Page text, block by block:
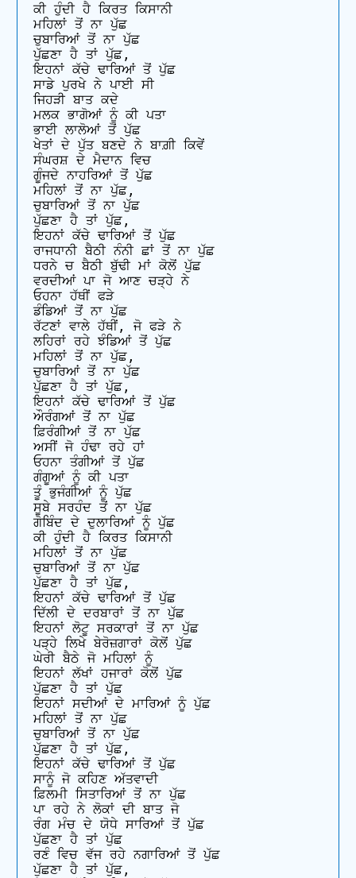
ਕੀ ਹੁੰਦੀ ਹੈ ਕਿਰਤ ਕਿਸਾਨੀ
ਮਹਿਲਾਂ ਤੋਂ ਨਾ ਪੁੱਛ
ਚੁਬਾਰਿਆਂ ਤੋਂ ਨਾ ਪੁੱਛ
ਪੁੱਛਣਾ ਹੈ ਤਾਂ ਪੁੱਛ,
ਇਹਨਾਂ ਕੱਚੇ ਢਾਰਿਆਂ ਤੋਂ ਪੁੱਛ
ਸਾਡੇ ਪੁਰਖੇ ਨੇ ਪਾਈ ਸੀ
ਜਿਹੜੀ ਬਾਤ ਕਦੇ
ਮਲਕ ਭਾਗੋਆਂ ਨੂੰ ਕੀ ਪਤਾ
ਭਾਈ ਲਾਲੋਆਂ ਤੋਂ ਪੁੱਛ
ਖੇਤਾਂ ਦੇ ਪੁੱਤ ਬਣਦੇ ਨੇ ਬਾਗ਼ੀ ਕਿਵੇਂ
ਸੰਘਰਸ਼ ਦੇ ਮੈਦਾਨ ਵਿਚ
ਗੂੰਜਦੇ ਨਾਹਰਿਆਂ ਤੋਂ ਪੁੱਛ
ਮਹਿਲਾਂ ਤੋਂ ਨਾ ਪੁੱਛ,
ਚੁਬਾਰਿਆਂ ਤੋਂ ਨਾ ਪੁੱਛ
ਪੁੱਛਣਾ ਹੈ ਤਾਂ ਪੁੱਛ,
ਇਹਨਾਂ ਕੱਚੇ ਢਾਰਿਆਂ ਤੋਂ ਪੁੱਛ
ਰਾਜਧਾਨੀ ਬੈਠੀ ਨੰਨੀ ਛਾਂ ਤੋਂ ਨਾ ਪੁੱਛ
ਧਰਨੇ ਚ ਬੈਠੀ ਬੁੱਢੀ ਮਾਂ ਕੋਲੋਂ ਪੁੱਛ
ਵਰਦੀਆਂ ਪਾ ਜੋ ਆਣ ਚੜ੍ਹੇ ਨੇ
ਓਹਨਾ ਹੱਥੀਂ ਫੜੇ
ਡੰਡਿਆਂ ਤੋਂ ਨਾ ਪੁੱਛ
ਰੱਟਣਾਂ ਵਾਲੇ ਹੱਥੀਂ, ਜੋ ਫੜੇ ਨੇ
ਲਹਿਰਾਂ ਰਹੇ ਝੰਡਿਆਂ ਤੋਂ ਪੁੱਛ
ਮਹਿਲਾਂ ਤੋਂ ਨਾ ਪੁੱਛ,
ਚੁਬਾਰਿਆਂ ਤੋਂ ਨਾ ਪੁੱਛ
ਪੁੱਛਣਾ ਹੈ ਤਾਂ ਪੁੱਛ,
ਇਹਨਾਂ ਕੱਚੇ ਢਾਰਿਆਂ ਤੋਂ ਪੁੱਛ
ਔਰੰਗਆਂ ਤੋਂ ਨਾ ਪੁੱਛ
ਫ਼ਿਰੰਗੀਆਂ ਤੋਂ ਨਾ ਪੁੱਛ
ਅਸੀਂ ਜੋ ਹੰਢਾ ਰਹੇ ਹਾਂ
ਓਹਨਾ ਤੰਗੀਆਂ ਤੋਂ ਪੁੱਛ
ਗੰਗੂਆਂ ਨੂੰ ਕੀ ਪਤਾ
ਤੂੰ ਭੁਜੰਗੀਆਂ ਨੂੰ ਪੁੱਛ
ਸੂਬੇ ਸਰਹੰਦ ਤੋਂ ਨਾ ਪੁੱਛ
ਗੋਬਿੰਦ ਦੇ ਦੁਲਾਰਿਆਂ ਨੂੰ ਪੁੱਛ
ਕੀ ਹੁੰਦੀ ਹੈ ਕਿਰਤ ਕਿਸਾਨੀ
ਮਹਿਲਾਂ ਤੋਂ ਨਾ ਪੁੱਛ
ਚੁਬਾਰਿਆਂ ਤੋਂ ਨਾ ਪੁੱਛ
ਪੁੱਛਣਾ ਹੈ ਤਾਂ ਪੁੱਛ,
ਇਹਨਾਂ ਕੱਚੇ ਢਾਰਿਆਂ ਤੋਂ ਪੁੱਛ
ਦਿੱਲੀ ਦੇ ਦਰਬਾਰਾਂ ਤੋਂ ਨਾ ਪੁੱਛ
ਇਹਨਾਂ ਲੋਟੂ ਸਰਕਾਰਾਂ ਤੋਂ ਨਾ ਪੁੱਛ
ਪੜ੍ਹੇ ਲਿਖੇ ਬੇਰੋਜ਼ਗਾਰਾਂ ਕੋਲੋਂ ਪੁੱਛ
ਘੇਰੀ ਬੈਠੇ ਜੋ ਮਹਿਲਾਂ ਨੂੰ
ਇਹਨਾਂ ਲੱਖਾਂ ਹਜਾਰਾਂ ਕੋਲੋਂ ਪੁੱਛ
ਪੁੱਛਣਾ ਹੈ ਤਾਂ ਪੁੱਛ
ਇਹਨਾਂ ਸਦੀਆਂ ਦੇ ਮਾਰਿਆਂ ਨੂੰ ਪੁੱਛ
ਮਹਿਲਾਂ ਤੋਂ ਨਾ ਪੁੱਛ
ਚੁਬਾਰਿਆਂ ਤੋਂ ਨਾ ਪੁੱਛ
ਪੁੱਛਣਾ ਹੈ ਤਾਂ ਪੁੱਛ,
ਇਹਨਾਂ ਕੱਚੇ ਢਾਰਿਆਂ ਤੋਂ ਪੁੱਛ
ਸਾਨੂੰ ਜੋ ਕਹਿਣ ਅੱਤਵਾਦੀ
ਫ਼ਿਲਮੀ ਸਿਤਾਰਿਆਂ ਤੋਂ ਨਾ ਪੁੱਛ
ਪਾ ਰਹੇ ਨੇ ਲੋਕਾਂ ਦੀ ਬਾਤ ਜੋ
ਰੰਗ ਮੰਚ ਦੇ ਯੋਧੇ ਸਾਰਿਆਂ ਤੋਂ ਪੁੱਛ
ਪੁੱਛਣਾ ਹੈ ਤਾਂ ਪੁੱਛ
ਰਣੰ ਵਿਚ ਵੱਜ ਰਹੇ ਨਗਾਰਿਆਂ ਤੋਂ ਪੁੱਛ
ਪੁੱਛਣਾ ਹੈ ਤਾਂ ਪੁੱਛ,